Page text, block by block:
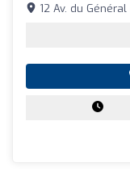
12 Av. du